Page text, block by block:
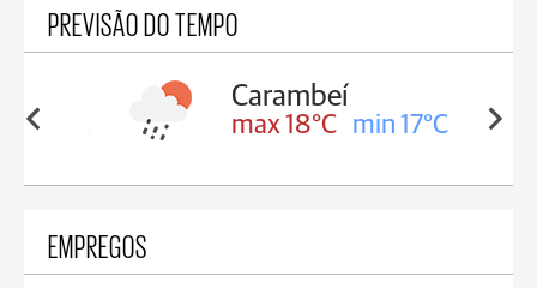
PREVISÃO DO TEMPO
18°C
Carambeí
max 18°C min 17°C
EMPREGOS